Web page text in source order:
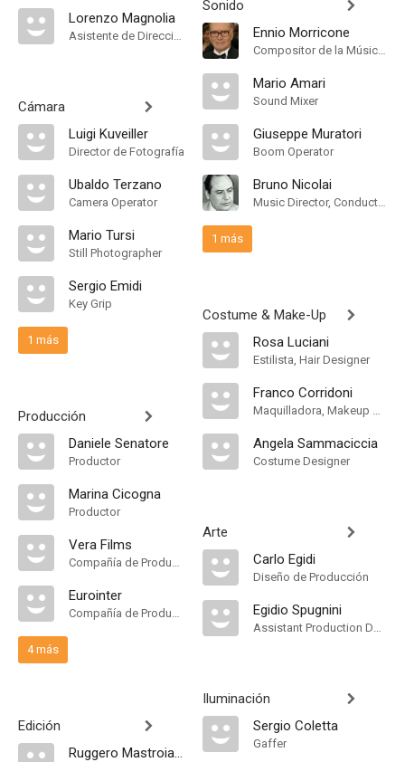
Lorenzo Magnolia
Asistente de Dirección, Second Assistant Director
Cámara
Luigi Kuveiller
Director de Fotografía
Ubaldo Terzano
Camera Operator
Mario Tursi
Still Photographer
Sergio Emidi
Key Grip
1 más
Producción
Daniele Senatore
Productor
Marina Cicogna
Productor
Vera Films
Compañía de Produccion
Eurointer
Compañía de Produccion
4 más
Edición
Ruggero Mastroianni
Sonido
Ennio Morricone
Compositor de la Música Original
Mario Amari
Sound Mixer
Giuseppe Muratori
Boom Operator
Bruno Nicolai
Music Director, Conductor
1 más
Costume & Make-Up
Rosa Luciani
Estilista, Hair Designer
Franco Corridoni
Maquilladora, Makeup Designer
Angela Sammaciccia
Costume Designer
Arte
Carlo Egidi
Diseño de Producción
Egidio Spugnini
Assistant Production Design
Iluminación
Sergio Coletta
Gaffer